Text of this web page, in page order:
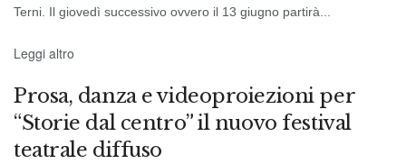
Terni. Il giovedì successivo ovvero il 13 giugno partirà...
Leggi altro
TEATRO
Prosa, danza e videoproiezioni per
“Storie dal centro” il nuovo festival
teatrale diffuso